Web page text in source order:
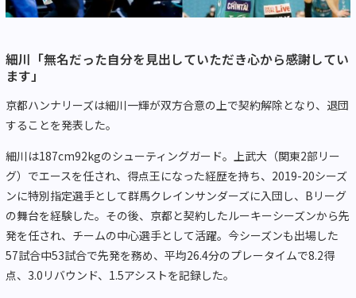
細川「無名だった自分を見出していただき心から感謝してい
ます」
京都ハンナリーズは細川一輝が双方合意の上で契約解除となり、退団
することを発表した。
細川は187cm92kgのシューティングガード。上武大（関東2部リー
グ）でエースを任され、得点王になった経歴を持ち、2019-20シーズ
ンに特別指定選手として群馬クレインサンダーズに入団し、Bリーグ
の舞台を経験した。その後、京都と契約したルーキーシーズンから先
発を任され、チームの中心選手として活躍。今シーズンも出場した
57試合中53試合で先発を務め、平均26.4分のプレータイムで8.2得
点、3.0リバウンド、1.5アシストを記録した。